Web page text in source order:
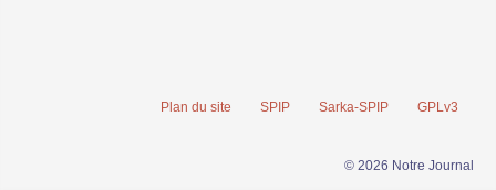
Plan du site SPIP Sarka-SPIP GPLv3
© 2026 Notre Journal